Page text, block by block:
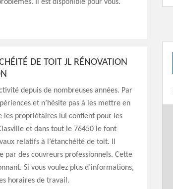
Il est disponible pour vous.
DE TOIT JL RÉNOVATION
depuis de nombreuses années. Par
et n’hésite pas à les mettre en
propriétaires lui confient pour les
et dans tout le 76450 le font
relatifs à l’étanchéité de toit. Il
par des couvreurs professionnels. Cette
Si vous voulez plus d’informations,
horaires de travail.